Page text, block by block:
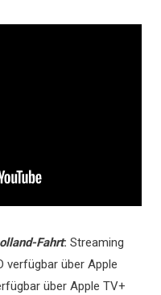
Fahrt: Streaming
verfügbar über Apple
über Apple TV+